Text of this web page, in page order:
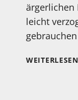
ärgerlichen
leicht
WEITERLESEN